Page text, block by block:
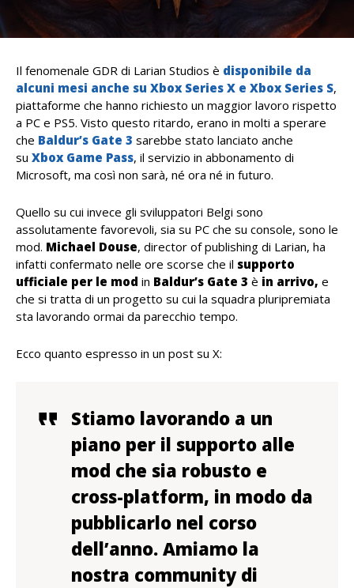
Il fenomenale GDR di Larian Studios è disponibile da
alcuni mesi anche su Xbox Series X e Xbox Series S,
piattaforme che hanno richiesto un maggior lavoro rispetto
a PC e PS5. Visto questo ritardo, erano in molti a sperare
che Baldur’s Gate 3 sarebbe stato lanciato anche
su Xbox Game Pass, il servizio in abbonamento di
Microsoft, ma così non sarà, né ora né in futuro.
Quello su cui invece gli sviluppatori Belgi sono
assolutamente favorevoli, sia su PC che su console, sono le
mod. Michael Douse, director of publishing di Larian, ha
infatti confermato nelle ore scorse che il supporto
ufficiale per le mod in Baldur’s Gate 3 è in arrivo, e
che si tratta di un progetto su cui la squadra pluripremiata
sta lavorando ormai da parecchio tempo.
Ecco quanto espresso in un post su X:
Stiamo lavorando a un
piano per il supporto alle
mod che sia robusto e
cross-platform, in modo da
pubblicarlo nel corso
dell’anno. Amiamo la
nostra community di